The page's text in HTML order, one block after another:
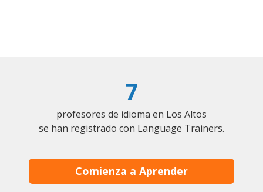
7
profesores de idioma en Los Altos
se han registrado con Language Trainers.
Comienza a Aprender